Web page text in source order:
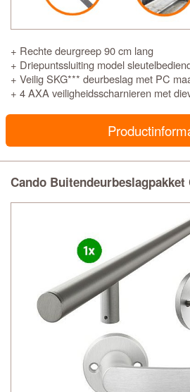
+ Rechte deurgreep 90 cm lang
+ Driepuntssluiting model
+ Veilig SKG*** deurbeslag met PC
+ 4 AXA veiligheidsscharnieren met
Cando Buitendeurbeslagpakket